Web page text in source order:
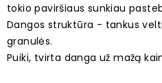
tokio paviršiaus sunkiau
Dangos struktūra - tankus
granulės.
Puiki, tvirta danga už mažą